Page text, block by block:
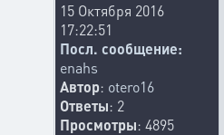
15 Октября 2016
17:22:51
Посл. сообщение:
enahs
Автор: otero16
Ответы: 2
Просмотры: 4895